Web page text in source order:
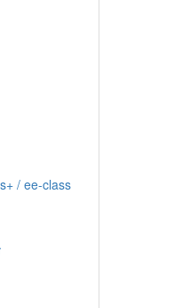
/ ee-class